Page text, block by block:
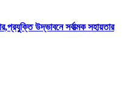
উদ্ভাবনে সর্বাত্মক সহায়তার